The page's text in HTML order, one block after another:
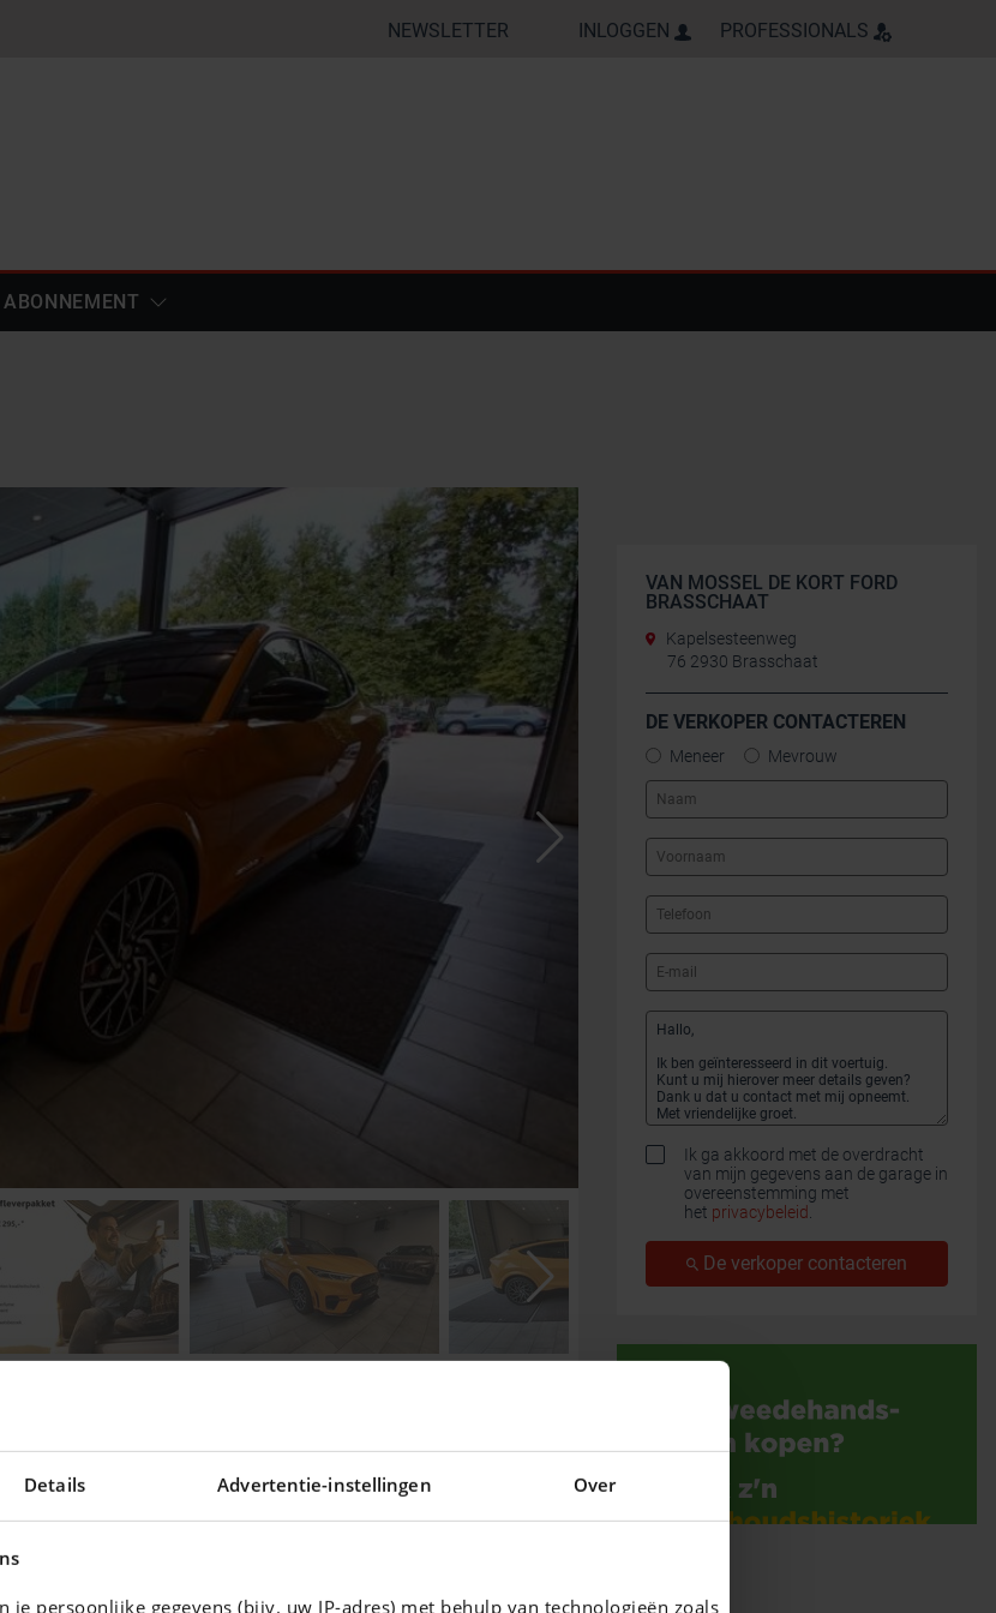
Details Advertentie-instellingen Over
je persoonlijke gegevens (bijv. uw IP-adres) met behulp van technologieën zoals
NEWSLETTER INLOGGEN PROFESSIONALS
ABONNEMENT
VAN MOSSEL DE KORT FORD
BRASSCHAAT
Kapelsesteenweg
76 2930 Brasschaat
DE VERKOPER CONTACTEREN
Meneer Mevrouw
Ik ga akkoord met de overdracht
van mijn gegevens aan de garage in
overeenstemming met
het privacybeleid
De verkoper contacteren